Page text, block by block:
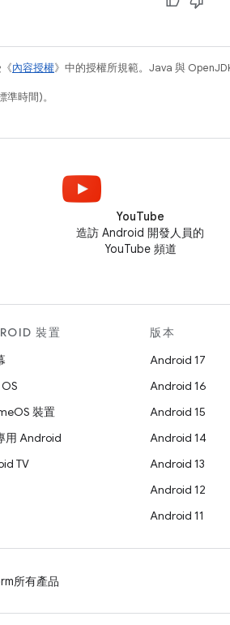
內容授權》中的授權所規範。Java 與
時間)。
YouTube
造訪 Android 開發人員的
YouTube 頻道
裝置
裝置
用 Android
TV
版本
Android 17
Android 16
Android 15
Android 14
Android 13
Android 12
Android 11
所有產品